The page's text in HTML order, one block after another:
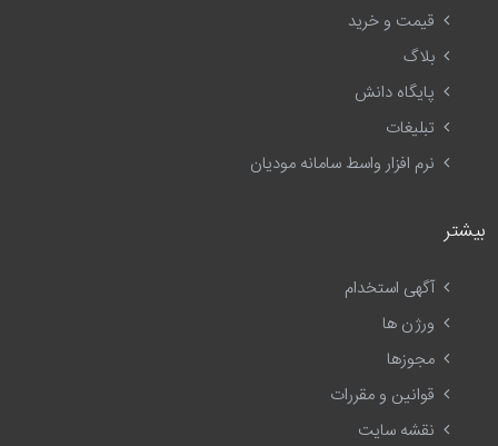
قیمت و خرید
بلاگ
پایگاه دانش
تبلیغات
نرم افزار واسط سامانه مودیان
بیشتر
آگهی استخدام
ورژن ها
مجوزها
قوانین و مقررات
نقشه سایت